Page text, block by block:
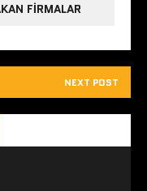
FIRMALAR
NEXT POST